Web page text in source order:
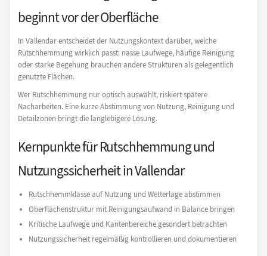
beginnt vor der Oberfläche
In Vallendar entscheidet der Nutzungskontext darüber, welche
Rutschhemmung wirklich passt: nasse Laufwege, häufige Reinigung
oder starke Begehung brauchen andere Strukturen als gelegentlich
genutzte Flächen.
Wer Rutschhemmung nur optisch auswählt, riskiert spätere
Nacharbeiten. Eine kurze Abstimmung von Nutzung, Reinigung und
Detailzonen bringt die langlebigere Lösung.
Kernpunkte für Rutschhemmung und
Nutzungssicherheit in Vallendar
Rutschhemmklasse auf Nutzung und Wetterlage abstimmen
Oberflächenstruktur mit Reinigungsaufwand in Balance bringen
Kritische Laufwege und Kantenbereiche gesondert betrachten
Nutzungssicherheit regelmäßig kontrollieren und dokumentieren